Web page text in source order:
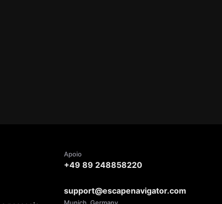
Apoio
+49 89 248858220
support@escapenavigator.com